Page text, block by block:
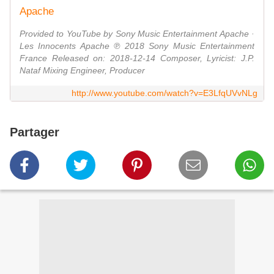
Apache
Provided to YouTube by Sony Music Entertainment Apache ·
Les Innocents Apache ℗ 2018 Sony Music Entertainment
France Released on: 2018-12-14 Composer, Lyricist: J.P.
Nataf Mixing Engineer, Producer
http://www.youtube.com/watch?v=E3LfqUVvNLg
Partager